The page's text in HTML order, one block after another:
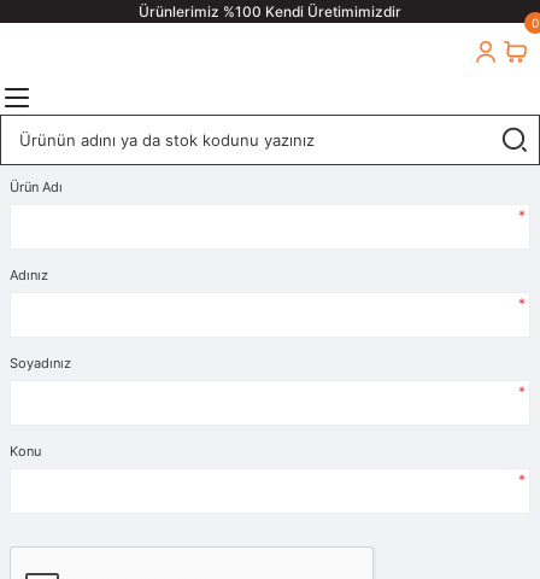
Ürünlerimiz %100 Kendi Üretimimizdir
0
Ürün Adı
*
Adınız
*
Soyadınız
*
Konu
*